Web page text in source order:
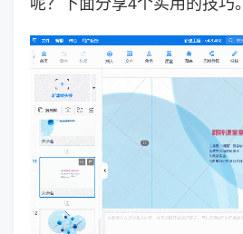
呢？下面分享4个实用的技巧。